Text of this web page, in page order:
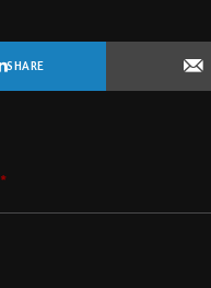
SHARE
*